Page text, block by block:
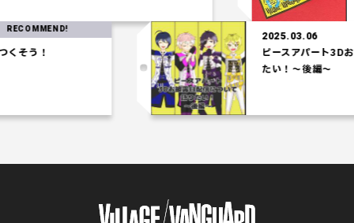
！
2025.03.06
ピースアパート3Dお披露
たい！～後編～